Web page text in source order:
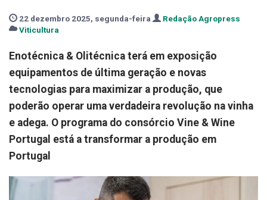
22 dezembro 2025, segunda-feira
Redação Agropress
Viticultura
Enotécnica & Olitécnica terá em exposição
equipamentos de última geração e novas
tecnologias para maximizar a produção, que
poderão operar uma verdadeira revolução na vinha
e adega. O programa do consórcio Vine & Wine
Portugal está a transformar a produção em
Portugal